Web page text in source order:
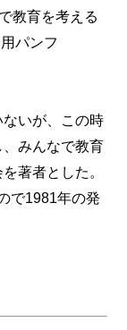
教育を考える
パンフ
いが、この時
みんなで教育
著者とした。
で1981年の発